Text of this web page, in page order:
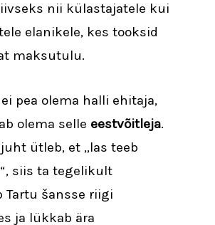
nii külastajatele kui
elanikele, kes tooksid
maksutulu.
pea olema halli ehitaja,
olema selle eestvõitleja.
ütleb, et „las teeb
siis ta tegelikult
Tartu šansse riigi
ja lükkab ära